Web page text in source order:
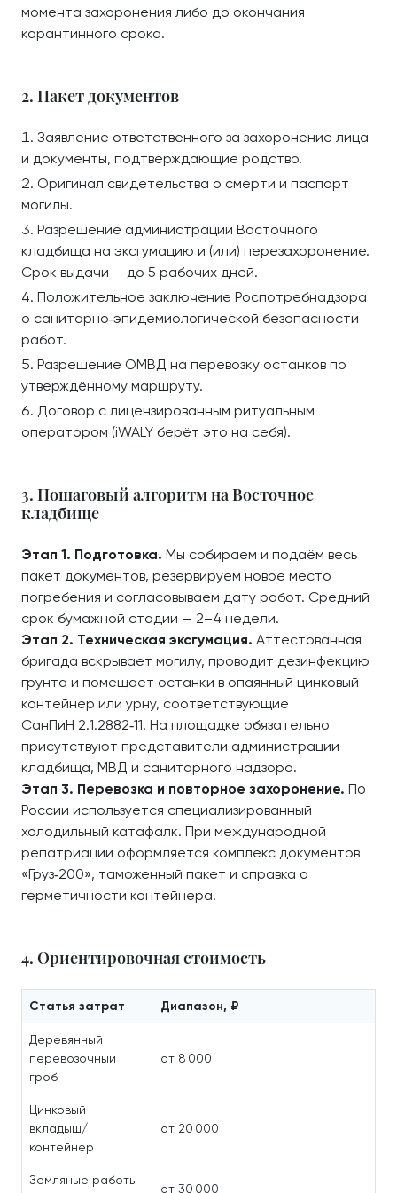
момента захоронения либо до окончания
карантинного срока.
2. Пакет документов
Заявление ответственного за захоронение лица
и документы, подтверждающие родство.
Оригинал свидетельства о смерти и паспорт
могилы.
Разрешение администрации Восточного
кладбища на эксгумацию и (или) перезахоронение.
Срок выдачи — до 5 рабочих дней.
Положительное заключение Роспотребнадзора
о санитарно‑эпидемиологической безопасности
работ.
Разрешение ОМВД на перевозку останков по
утверждённому маршруту.
Договор с лицензированным ритуальным
оператором (iWALY берёт это на себя).
3. Пошаговый алгоритм на Восточное
кладбище
Этап 1. Подготовка. Мы собираем и подаём весь
пакет документов, резервируем новое место
погребения и согласовываем дату работ. Средний
срок бумажной стадии — 2–4 недели.
Этап 2. Техническая эксгумация. Аттестованная
бригада вскрывает могилу, проводит дезинфекцию
грунта и помещает останки в опаянный цинковый
контейнер или урну, соответствующие
СанПиН 2.1.2882‑11. На площадке обязательно
присутствуют представители администрации
кладбища, МВД и санитарного надзора.
Этап 3. Перевозка и повторное захоронение. По
России используется специализированный
холодильный катафалк. При международной
репатриации оформляется комплекс документов
«Груз‑200», таможенный пакет и справка о
герметичности контейнера.
4. Ориентировочная стоимость
Статья затрат Диапазон, ₽
Деревянный
перевозочный
гроб
от 8 000
Цинковый
вкладыш/
контейнер
от 20 000
Земляные работы
от 30 000